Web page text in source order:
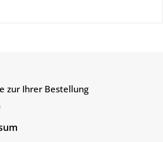
zur Ihrer Bestellung